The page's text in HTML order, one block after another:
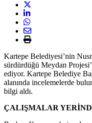
Kartepe Belediyesi’nin
sürdürdüğü Meydan
ediyor. Kartepe Belediye
alanında incelemelerde
bilgi aldı.
ÇALIŞMALAR